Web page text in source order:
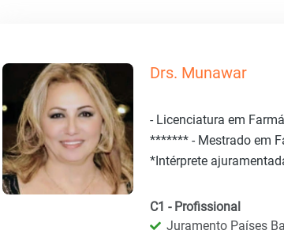
Drs. Munawar
- Licenciatura em
******* - Mestrado em
*Intérprete
C1 - Profissional
Juramento Países